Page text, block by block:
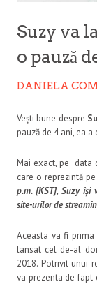
Suzy va
o pauză
DANIELA
Vești bune despre
pauză de 4 ani, ea
Mai exact, pe data
care o reprezintă
p.m. [KST], Suzy
site-urilor de
Aceasta va fi
lansat cel de-al
2018. Potrivit unui
va prezenta de fapt